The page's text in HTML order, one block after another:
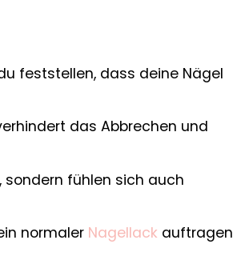
feststellen, dass deine Nägel
das Abbrechen und
sondern fühlen sich auch
normaler Nagellack auftragen